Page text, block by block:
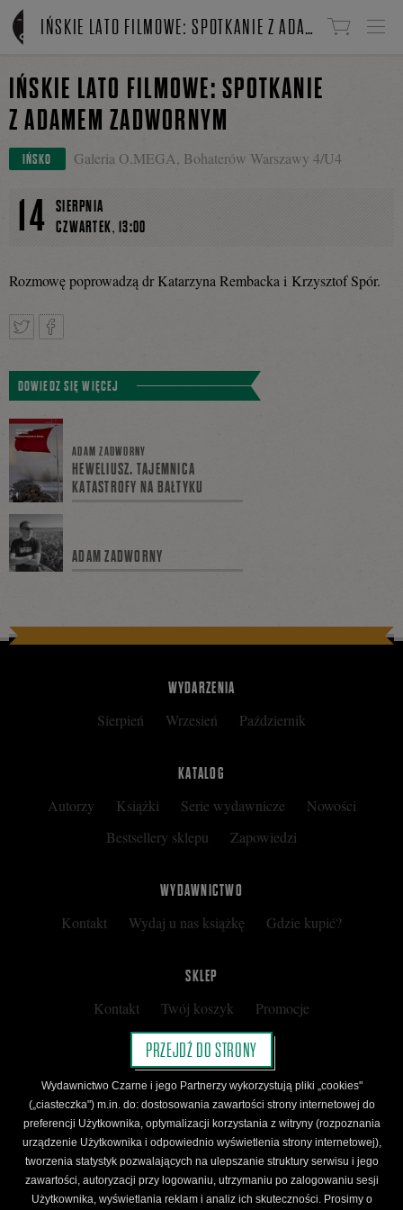
Linki do przejścia
IŃSKIE LATO FILMOWE: SPOTKANIE Z ADAMEM ZADWORNYM
IŃSKIE LATO FILMOWE: SPOTKANIE
Z ADAMEM ZADWORNYM
IŃSKO Galeria O.MEGA, Bohaterów Warszawy 4/U4
14 SIERPNIA
CZWARTEK,13:00
Rozmowę poprowadzą dr Katarzyna Rembacka i Krzysztof Spór.
TweetnijPodziel
się
na
DOWIEDZ SIĘ WIĘCEJ
ADAM ZADWORNY
HEWELIUSZ. TAJEMNICA
KATASTROFY NA BAŁTYKU
ADAM ZADWORNY
WYDARZENIA
Sierpień Wrzesień Październik
KATALOG
Autorzy Książki Serie wydawnicze
Nowości
Bestsellery sklepu
Zapowiedzi
WYDAWNICTWO
Kontakt Wydaj u nas książkę Gdzie kupić?
SKLEP
Kontakt Twój koszyk
Promocje
Kup kartę podarunkową
Nota prawna
Regulamin
Polityka prywatności
Regulamin Klubu Czarnego
Regulamin Karty Podarunkowej
ŚLEDŹ CZARNE
PRZEJDŹ DO STRONY
Wydawnictwo Czarne i jego Partnerzy wykorzystują pliki „cookies"
(„ciasteczka") m.in. do: dostosowania zawartości strony internetowej do
preferencji Użytkownika, optymalizacji korzystania z witryny (rozpoznania
urządzenie Użytkownika i odpowiednio wyświetlenia strony internetowej),
tworzenia statystyk pozwalających na ulepszanie struktury serwisu i jego
zawartości, autoryzacji przy logowaniu, utrzymaniu po zalogowaniu sesji
Użytkownika, wyświetlania reklam i analiz ich skuteczności. Prosimy o